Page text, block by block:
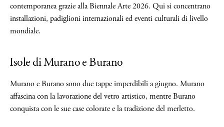
contemporanea grazie alla Biennale Arte 2026. Qui si concentrano
installazioni, padiglioni internazionali ed eventi culturali di livello
mondiale.
Isole di Murano e Burano
Murano e Burano sono due tappe imperdibili a giugno. Murano
affascina con la lavorazione del vetro artistico, mentre Burano
conquista con le sue case colorate e la tradizione del merletto.